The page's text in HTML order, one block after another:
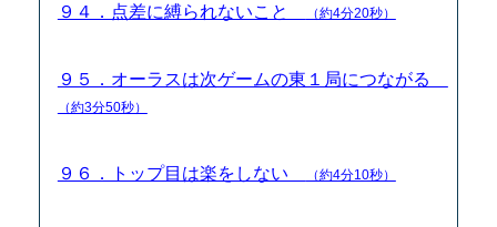
９４．点差に縛られないこと （約4分20秒）
９５．オーラスは次ゲームの東１局につながる
（約3分50秒）
９６．トップ目は楽をしない （約4分10秒）